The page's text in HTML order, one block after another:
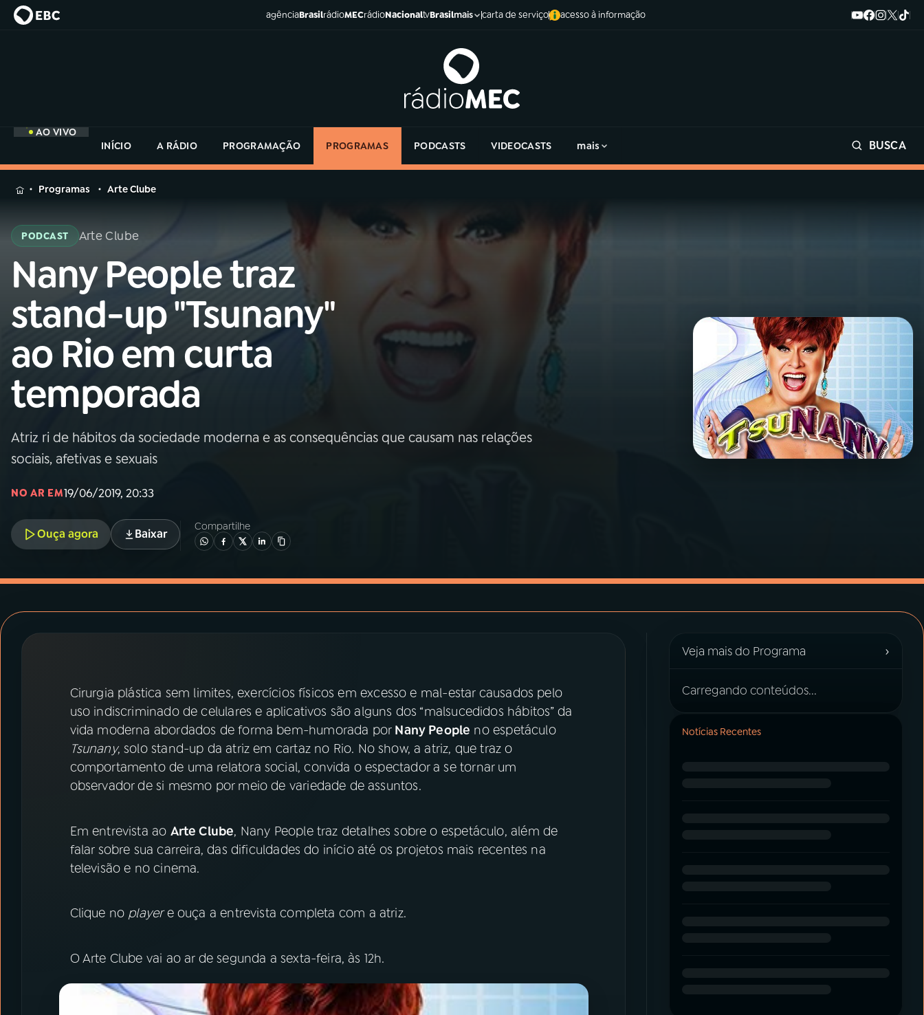
agênciaBrasilrádioMECrádioNacionaltvBrasilmais carta de serviço acesso à informação
AO VIVO
INÍCIO
A RÁDIO PROGRAMAÇÃO PROGRAMAS PODCASTS VIDEOCASTS mais BUSCA
MENU
Buscar
na
Rádio
MEC
Buscar
AO VIVO
01 INÍCIO
02A RÁDIO
03PROGRAMAÇÃO
05 PODCASTS
ACOMPANHE A RÁDIO MEC
YouTube Facebook
na
Rádio
Programas Arte Clube
PODCAST Arte Clube
Nany People traz
stand-up "Tsunany"
ao Rio em curta
temporada
Atriz ri de hábitos da sociedade moderna e as consequências que causam nas relações
sociais, afetivas e sexuais
NO AR EM19/06/2019, 20:33
Ouça agora Baixar
Compartilhe
Cirurgia plástica sem limites, exercícios físicos em excesso e mal-estar causados pelo
uso indiscriminado de celulares e aplicativos são alguns dos “malsucedidos hábitos” da
vida moderna abordados de forma bem-humorada por Nany People no espetáculo
Tsunany, solo stand-up da atriz em cartaz no Rio. No show, a atriz, que traz o
comportamento de uma relatora social, convida o espectador a se tornar um
observador de si mesmo por meio de variedade de assuntos.
Em entrevista ao Arte Clube, Nany People traz detalhes sobre o espetáculo, além de
falar sobre sua carreira, das dificuldades do início até os projetos mais recentes na
televisão e no cinema.
Clique no playere ouça a entrevista completa com a atriz.
O Arte Clube vai ao ar de segunda a sexta-feira, às 12h.
Veja mais do Programa ›
Carregando conteúdos...
Notícias Recentes